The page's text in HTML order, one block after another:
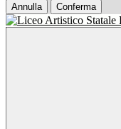
Annulla Conferma